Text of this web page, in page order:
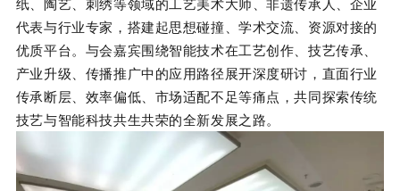
代表与行业专家，搭建起思想碰撞、学术交流、资源对接的
优质平台。与会嘉宾围绕智能技术在工艺创作、技艺传承、
产业升级、传播推广中的应用路径展开深度研讨，直面行业
传承断层、效率偏低、市场适配不足等痛点，共同探索传统
技艺与智能科技共生共荣的全新发展之路。